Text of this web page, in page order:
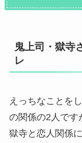
鬼上司・獄寺
レ
えっちなことを
の関係の2人です
獄寺と恋人関係